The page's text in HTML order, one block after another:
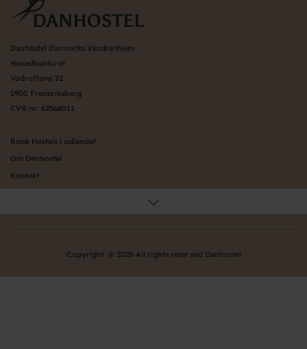
Danhostel Danmarks Vandrerhjem
Hovedkontoret
Vodroffsvej 32
1900 Frederiksberg
CVR nr: 62568011
Book Hostels i udlandet
Om Danhostel
Kontakt
Organisation (hovedkontor)Copyright © 2026 All rights reserved Danhostel